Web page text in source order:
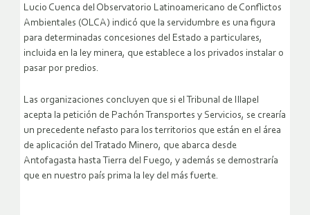
Lucio Cuenca del Observatorio Latinoamericano de Conflictos
Ambientales (OLCA) indicó que la servidumbre es una figura
para determinadas concesiones del Estado a particulares,
incluida en la ley minera, que establece a los privados instalar o
pasar por predios.
Las organizaciones concluyen que si el Tribunal de Illapel
acepta la petición de Pachón Transportes y Servicios, se crearía
un precedente nefasto para los territorios que están en el área
de aplicación del Tratado Minero, que abarca desde
Antofagasta hasta Tierra del Fuego, y además se demostraría
que en nuestro país prima la ley del más fuerte.